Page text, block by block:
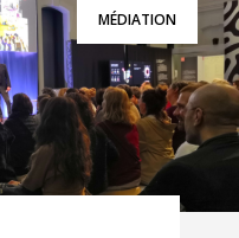
MÉDIATION